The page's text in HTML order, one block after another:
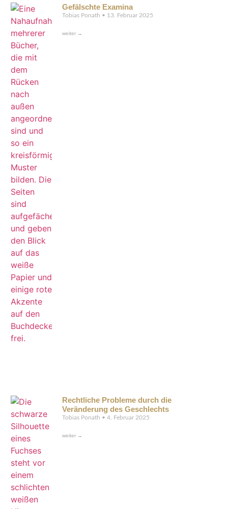
Gefälschte Examina
Tobias Ponath 13. Februar 2025
weiter →
Rechtliche Probleme durch die
Veränderung des Geschlechts
Tobias Ponath 4. Februar 2025
weiter →